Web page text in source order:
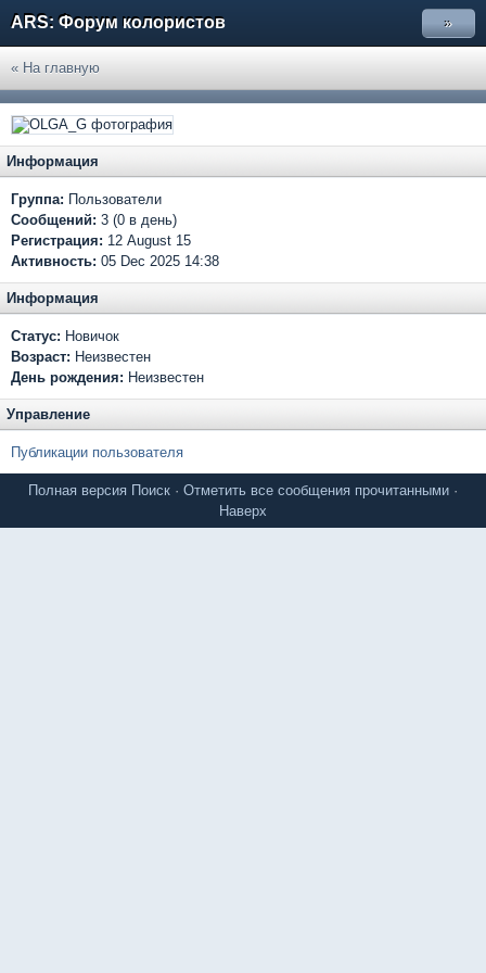
ARS: Форум колористов »
« На главную
Информация
Группа: Пользователи
Сообщений: 3 (0 в день)
Регистрация: 12 August 15
Активность: 05 Dec 2025 14:38
Информация
Статус: Новичок
Возраст: Неизвестен
День рождения: Неизвестен
Управление
Публикации пользователя
Полная версия Поиск · Отметить все сообщения прочитанными ·
Наверх